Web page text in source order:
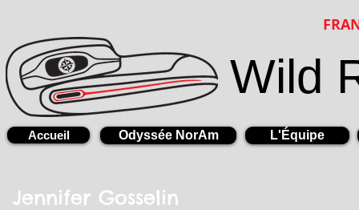
Wild
L'Équipe
Accueil Odyssée NorAm
Jennifer Gosselin